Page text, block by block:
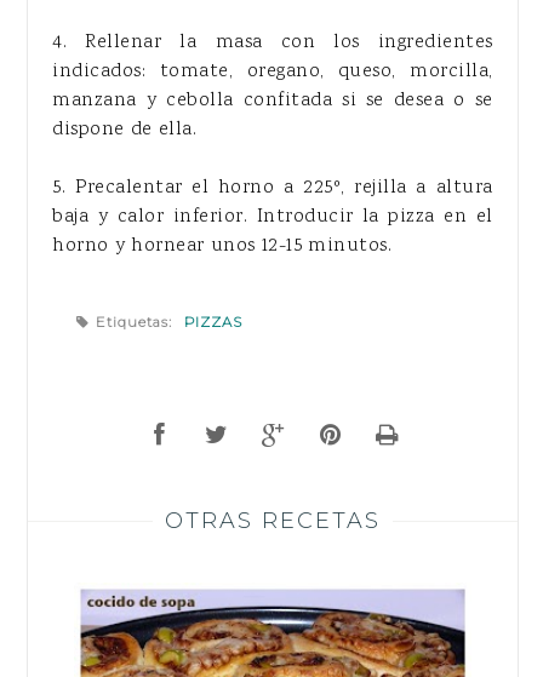
4. Rellenar la masa con los ingredientes
indicados: tomate, oregano, queso, morcilla,
manzana y cebolla confitada si se desea o se
dispone de ella.
5. Precalentar el horno a 225º, rejilla a altura
baja y calor inferior. Introducir la pizza en el
horno y hornear unos 12-15 minutos.
Etiquetas: PIZZAS
OTRAS RECETAS